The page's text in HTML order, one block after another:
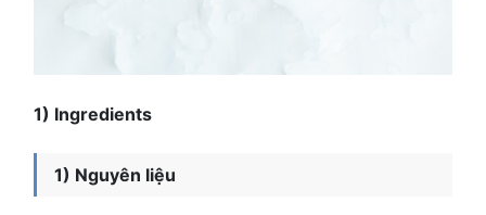
1) Ingredients
1) Nguyên liệu